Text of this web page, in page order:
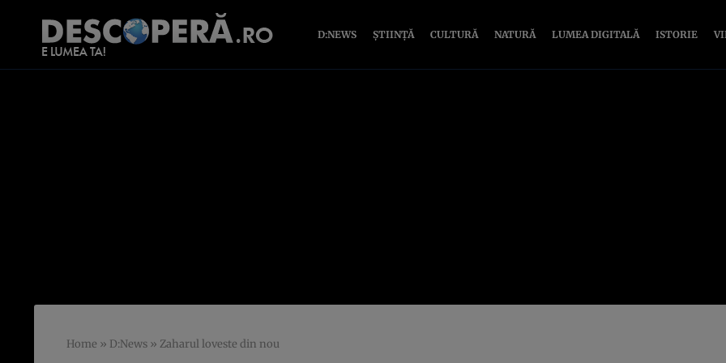
D:NEWS ȘTIINȚĂ CULTURĂ NATURĂ LUMEA DIGITALĂ ISTORIE
Home » D:News » Zaharul loveste din nou